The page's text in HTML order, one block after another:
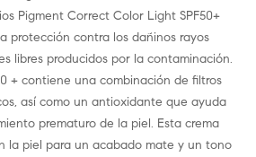
Pigment Correct Color Light SPF50+
protección contra los dañinos rayos
libres producidos por la contaminación.
+ contiene una combinación de filtros
así como un antioxidante que ayuda
prematuro de la piel. Esta crema
la piel para un acabado mate y un tono